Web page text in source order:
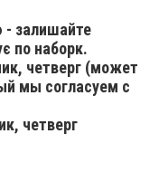
- залишайте
по наборк.
четверг (может
мы согласуем с
четверг